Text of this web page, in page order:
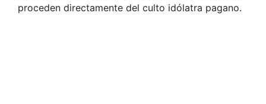
proceden directamente del culto idólatra pagano.